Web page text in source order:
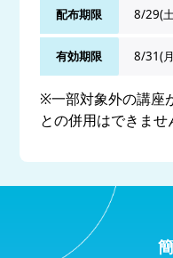
配布期限 8/29(
有効期限 8/31(
※一部対象外の講座
との併用はできませ